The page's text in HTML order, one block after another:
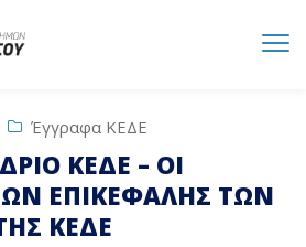
Έγγραφα ΚΕΔΕ
ΚΕΔΕ – ΟΙ
ΕΠΙΚΕΦΑΛΗΣ ΤΩΝ
ΚΕΔΕ